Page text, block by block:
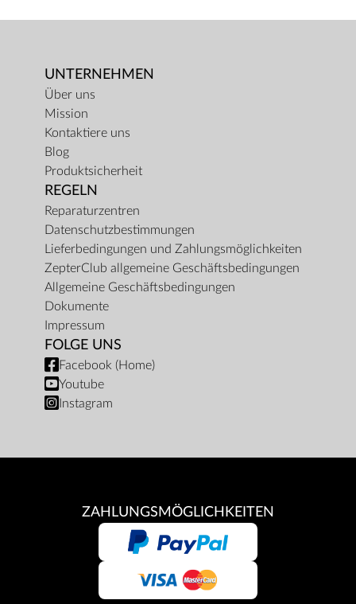
UNTERNEHMEN
Über uns
Mission
Kontaktiere uns
Blog
Produktsicherheit
REGELN
Reparaturzentren
Datenschutzbestimmungen
Lieferbedingungen und Zahlungsmöglichkeiten
ZepterClub allgemeine Geschäftsbedingungen
Allgemeine Geschäftsbedingungen
Dokumente
Impressum
FOLGE UNS
Facebook (Home)
Youtube
Instagram
ZAHLUNGSMÖGLICHKEITEN